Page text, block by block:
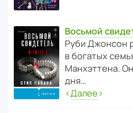
Восьмой
Руби Джонсон
в богатых
Манх­эт­тена.
дня…
‹Далее›